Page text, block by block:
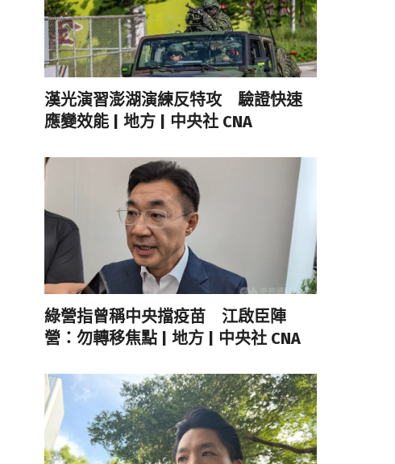
漢光演習澎湖演練反特攻 驗證快速
應變效能 | 地方 | 中央社 CNA
綠營指曾稱中央擋疫苗 江啟臣陣
營：勿轉移焦點 | 地方 | 中央社 CNA